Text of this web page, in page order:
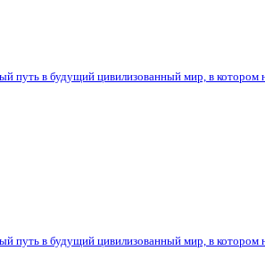
путь в будущий цивилизованный мир, в котором
путь в будущий цивилизованный мир, в котором